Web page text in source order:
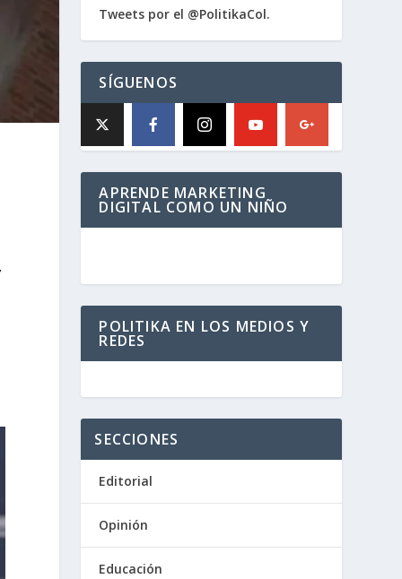
Tweets por el @PolitikaCol.
SÍGUENOS
APRENDE MARKETING
DIGITAL COMO UN NIÑO
POLITIKA EN LOS MEDIOS Y
REDES
SECCIONES
Editorial
Opinión
Educación